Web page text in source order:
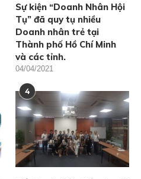
Sự kiện “Doanh Nhân Hội
Tụ” đã quy tụ nhiều
Doanh nhân trẻ tại
Thành phố Hồ Chí Minh
và các tỉnh.
04/04/2021
4